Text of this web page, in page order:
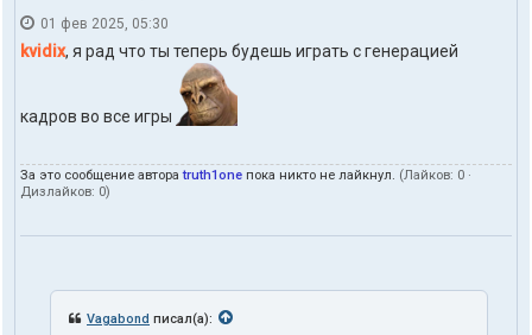
н
т
ы
л
о
т
01 фев 2025, 05:30
kvidix, я рад что ты теперь будешь играть с генерацией
кадров во все игры
За это сообщение автораtruth1one пока никто не лайкнул. (Лайков: 0 ·
Дизлайков: 0)
Vagabond писал(а):